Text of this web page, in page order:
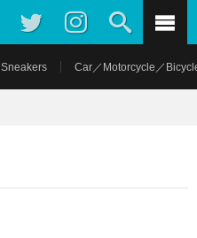
Sneakers Car／Motorcycle／